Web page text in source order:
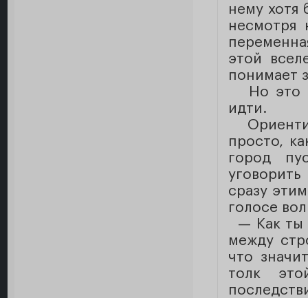
нему хотя
несмотря
этой
понимает
Но это
идти.
просто,
город
сразу
голосе
— Как ты
между
что
толк